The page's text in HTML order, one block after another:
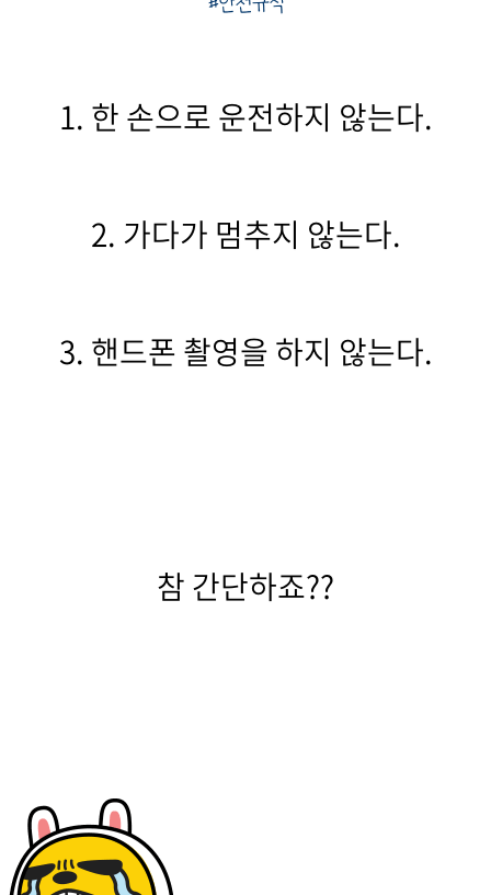
1. 한 손으로 운전하지 않는다.
2. 가다가 멈추지 않는다.
3. 핸드폰 촬영을 하지 않는다.
참 간단하죠??